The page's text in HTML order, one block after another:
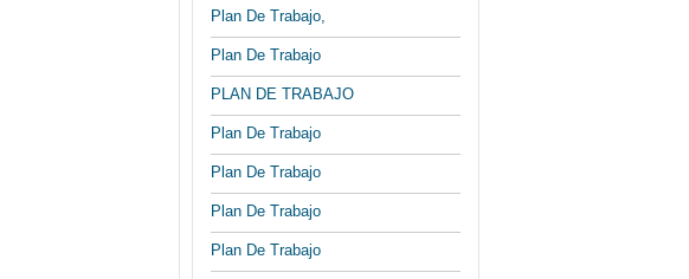
Plan De Trabajo,
Plan De Trabajo
PLAN DE TRABAJO
Plan De Trabajo
Plan De Trabajo
Plan De Trabajo
Plan De Trabajo